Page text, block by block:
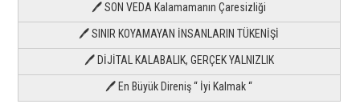
🖊 SON VEDA Kalamamanın Çaresizliği
🖊 SINIR KOYAMAYAN İNSANLARIN TÜKENİŞİ
🖊 DİJİTAL KALABALIK, GERÇEK YALNIZLIK
🖊 En Büyük Direniş “ İyi Kalmak “